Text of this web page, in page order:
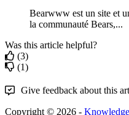
Bearwww est un site et
la communauté Bears,...
Was this article helpful?
(3)
(1)
Give feedback about this
Copyright © 2026 -